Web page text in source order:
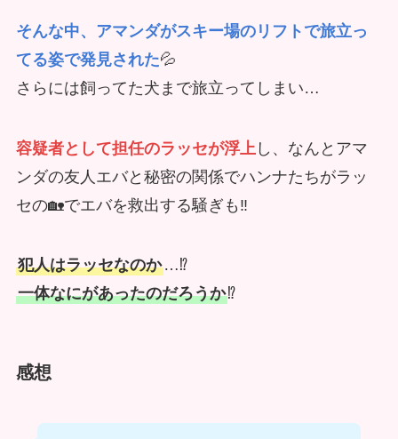
そんな中、アマンダがスキー場のリフトで旅立っ
てる姿で発見された💦
さらには飼ってた犬まで旅立ってしまい…
容疑者として担任のラッセが浮上 し、なんとアマ
ンダの友人エバと秘密の関係でハンナたちがラッ
セの🏡でエバを救出する騒ぎも‼️
犯人はラッセなのか…⁉️
一体なにがあったのだろうか⁉️
感想